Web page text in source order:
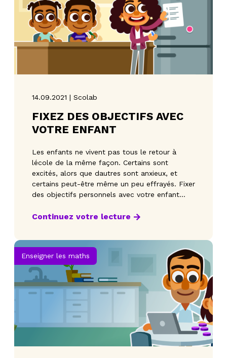
14.09.2021 | Scolab
FIXEZ DES OBJECTIFS AVEC
VOTRE ENFANT
Les enfants ne vivent pas tous le retour à
lécole de la même façon. Certains sont
excités, alors que dautres sont anxieux, et
certains peut-être même un peu effrayés. Fixer
des objectifs personnels avec votre enfant
Continuez votre lecture
Enseigner les maths